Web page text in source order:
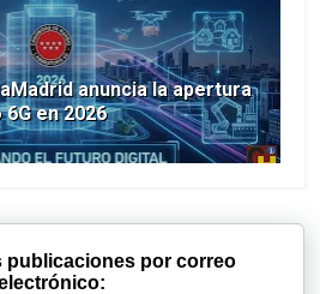
anuncia la apertura
en 2026
publicaciones por correo